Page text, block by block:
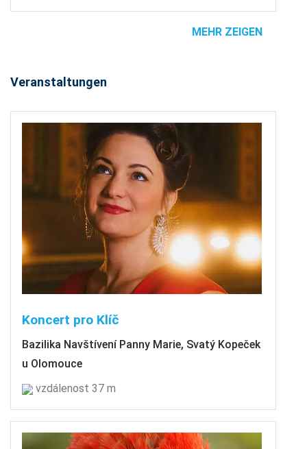
MEHR ZEIGEN
Veranstaltungen
Koncert pro Klíč
Bazilika Navštívení Panny Marie, Svatý Kopeček
u Olomouce
vzdálenost 37 m